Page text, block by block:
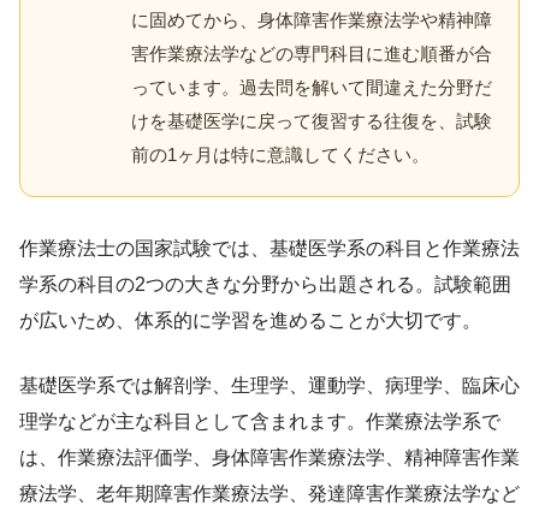
に固めてから、身体障害作業療法学や精神障
害作業療法学などの専門科目に進む順番が合
っています。過去問を解いて間違えた分野だ
けを基礎医学に戻って復習する往復を、試験
前の1ヶ月は特に意識してください。
作業療法士の国家試験では、基礎医学系の科目と作業療法
学系の科目の2つの大きな分野から出題される。試験範囲
が広いため、体系的に学習を進めることが大切です。
基礎医学系では解剖学、生理学、運動学、病理学、臨床心
理学などが主な科目として含まれます。作業療法学系で
は、作業療法評価学、身体障害作業療法学、精神障害作業
療法学、老年期障害作業療法学、発達障害作業療法学など